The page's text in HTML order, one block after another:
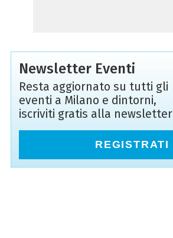
Newsletter Eventi
Resta aggiornato su tutti gli
eventi a Milano e dintorni,
iscriviti gratis alla newsletter
REGISTRATI